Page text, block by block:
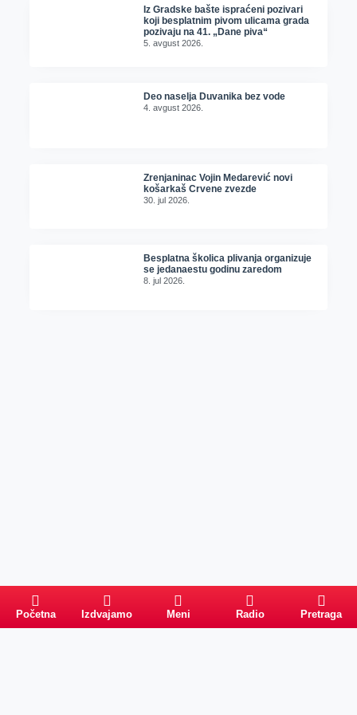
Iz Gradske bašte ispraćeni pozivari
koji besplatnim pivom ulicama grada
pozivaju na 41. „Dane piva“
5. avgust 2026.
Deo naselja Duvanika bez vode
4. avgust 2026.
Zrenjaninac Vojin Medarević novi
košarkaš Crvene zvezde
30. jul 2026.
Besplatna školica plivanja organizuje
se jedanaestu godinu zaredom
8. jul 2026.
Početna Izdvajamo Meni Radio Pretraga